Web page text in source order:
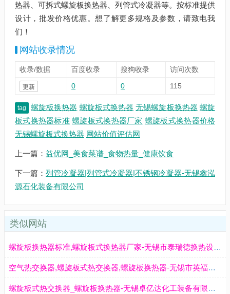
热器、可拆式螺旋板换热器、列管式冷凝器等。按标准提供
设计，批发价格优惠。想了解更多规格及参数，请致电我
们！
网站收录情况
收录/数据 百度收录 搜狗收录 访问次数
更新 0 0 115
tag 螺旋板换热器 螺旋板式换热器 无锡螺旋板换热器 螺旋
板式换热器标准 螺旋板式换热器厂家 螺旋板式换热器价格
无锡螺旋板式换热器 网站价值评估网
上一篇： 益优网_美食菜谱_食物热量_健康饮食
下一篇：列管冷凝器|列管式冷凝器|不锈钢冷凝器-无锡鑫泓
源石化装备有限公司
类似网站
螺旋板换热器标准,螺旋板式换热器厂家-无锡市泰瑞德换热设备有限公司
空气热交换器,螺旋板式热交换器,螺旋板换热器-无锡市英福特热能装备有限公司
螺旋板式热交换器_螺旋板换热器-无锡卓亿达化工装备有限公司